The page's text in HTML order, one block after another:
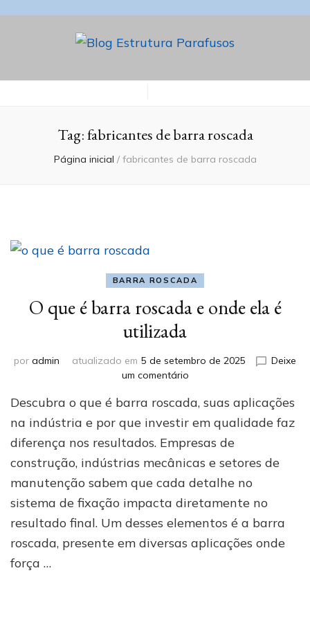
Blog Estrutura
Parafusos
Tag:fabricantes de barra roscada
Página inicial / fabricantes de barra roscada
BARRA ROSCADA
O que é barra roscada e onde ela é
utilizada
por admin atualizado em 5 de setembro de 2025
Deixe
um comentárioem
que
é
roscada
e
onde
ela
é
utilizada
Descubra o que é barra roscada, suas aplicações
na indústria e por que investir em qualidade faz
diferença nos resultados. Empresas de
construção, indústrias mecânicas e setores de
manutenção sabem que cada detalhe no
sistema de fixação impacta diretamente no
resultado final. Um desses elementos é a barra
roscada, presente em diversas aplicações onde
força …